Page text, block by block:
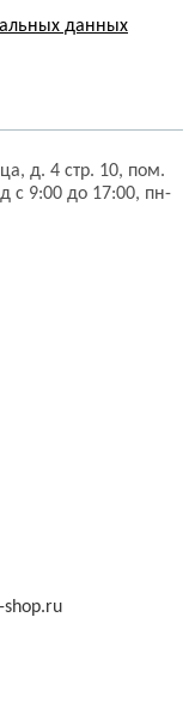
данных
д. 4 стр. 10, пом.
с 9:00 до 17:00, пн-